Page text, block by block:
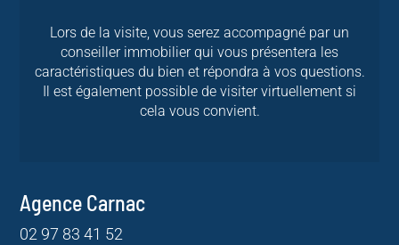
Agence Carnac
02 97 83 41 52
Lors de la visite, vous serez accompagné par un
conseiller immobilier qui vous présentera les
caractéristiques du bien et répondra à vos questions.
Il est également possible de visiter virtuellement si
cela vous convient.